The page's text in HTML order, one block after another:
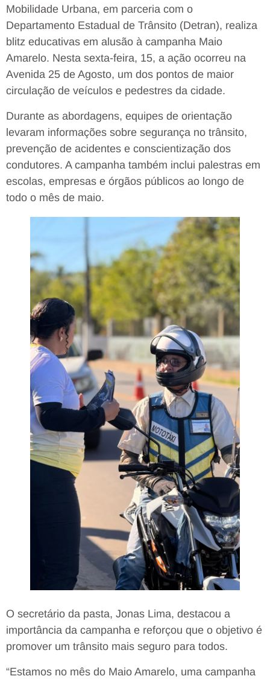
Mobilidade Urbana, em parceria com o
Departamento Estadual de Trânsito (Detran), realiza
blitz educativas em alusão à campanha Maio
Amarelo. Nesta sexta-feira, 15, a ação ocorreu na
Avenida 25 de Agosto, um dos pontos de maior
circulação de veículos e pedestres da cidade.
Durante as abordagens, equipes de orientação
levaram informações sobre segurança no trânsito,
prevenção de acidentes e conscientização dos
condutores. A campanha também inclui palestras em
escolas, empresas e órgãos públicos ao longo de
todo o mês de maio.
O secretário da pasta, Jonas Lima, destacou a
importância da campanha e reforçou que o objetivo é
promover um trânsito mais seguro para todos.
“Estamos no mês do Maio Amarelo, uma campanha